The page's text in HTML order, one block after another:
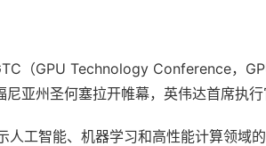
（GPU Technology Conference，
亚州圣何塞拉开帷幕，英伟达首席执行
人工智能、机器学习和高性能计算领域